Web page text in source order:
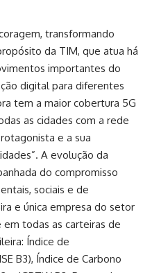
transformando
da TIM, que atua há
importantes do
digital para diferentes
tem a maior cobertura 5G
as cidades com a rede
e a sua
A evolução da
do compromisso
sociais e de
e única empresa do setor
todas as carteiras de
Índice de
B3), Índice de Carbono